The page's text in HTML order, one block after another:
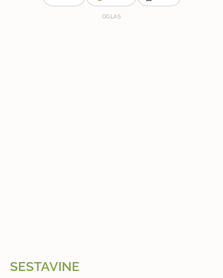
OGLAS
SESTAVINE